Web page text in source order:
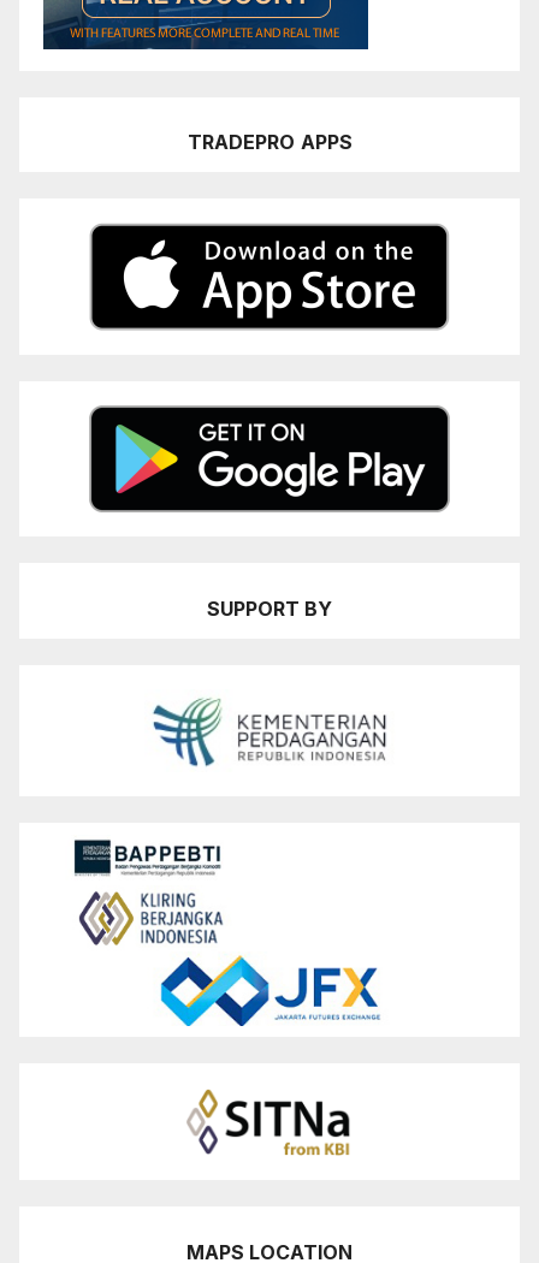
TRADEPRO APPS
SUPPORT BY
MAPS LOCATION